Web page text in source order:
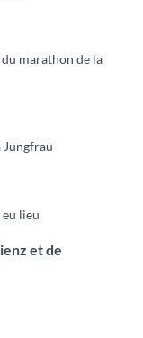
marathon de la
Jungfrau
lieu
et de